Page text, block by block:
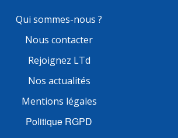
Qui sommes-nous ?
Nous contacter
Rejoignez LTd
Nos actualités
Mentions légales
Politique RGPD